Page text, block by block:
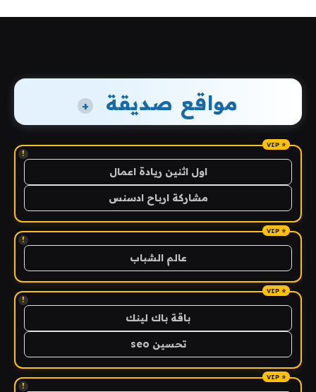
مواقع صديقة +
!
اول اثنين ريادة اعمال
مشاركة ارباح ادسنس
!
عالم الشباب
!
باقة باك لينك
تحسين seo
!